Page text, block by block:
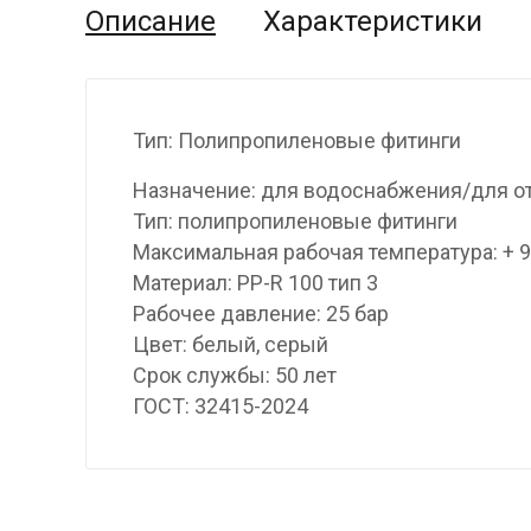
Описание Характеристики
Тип: Полипропиленовые фитинги
Назначение: для водоснабжения/для
Тип: полипропиленовые фитинги
Максимальная рабочая температура: +
Материал: PP-R 100 тип 3
Рабочее давление: 25 бар
Цвет: белый, серый
Срок службы: 50 лет
ГОСТ: 32415-2024